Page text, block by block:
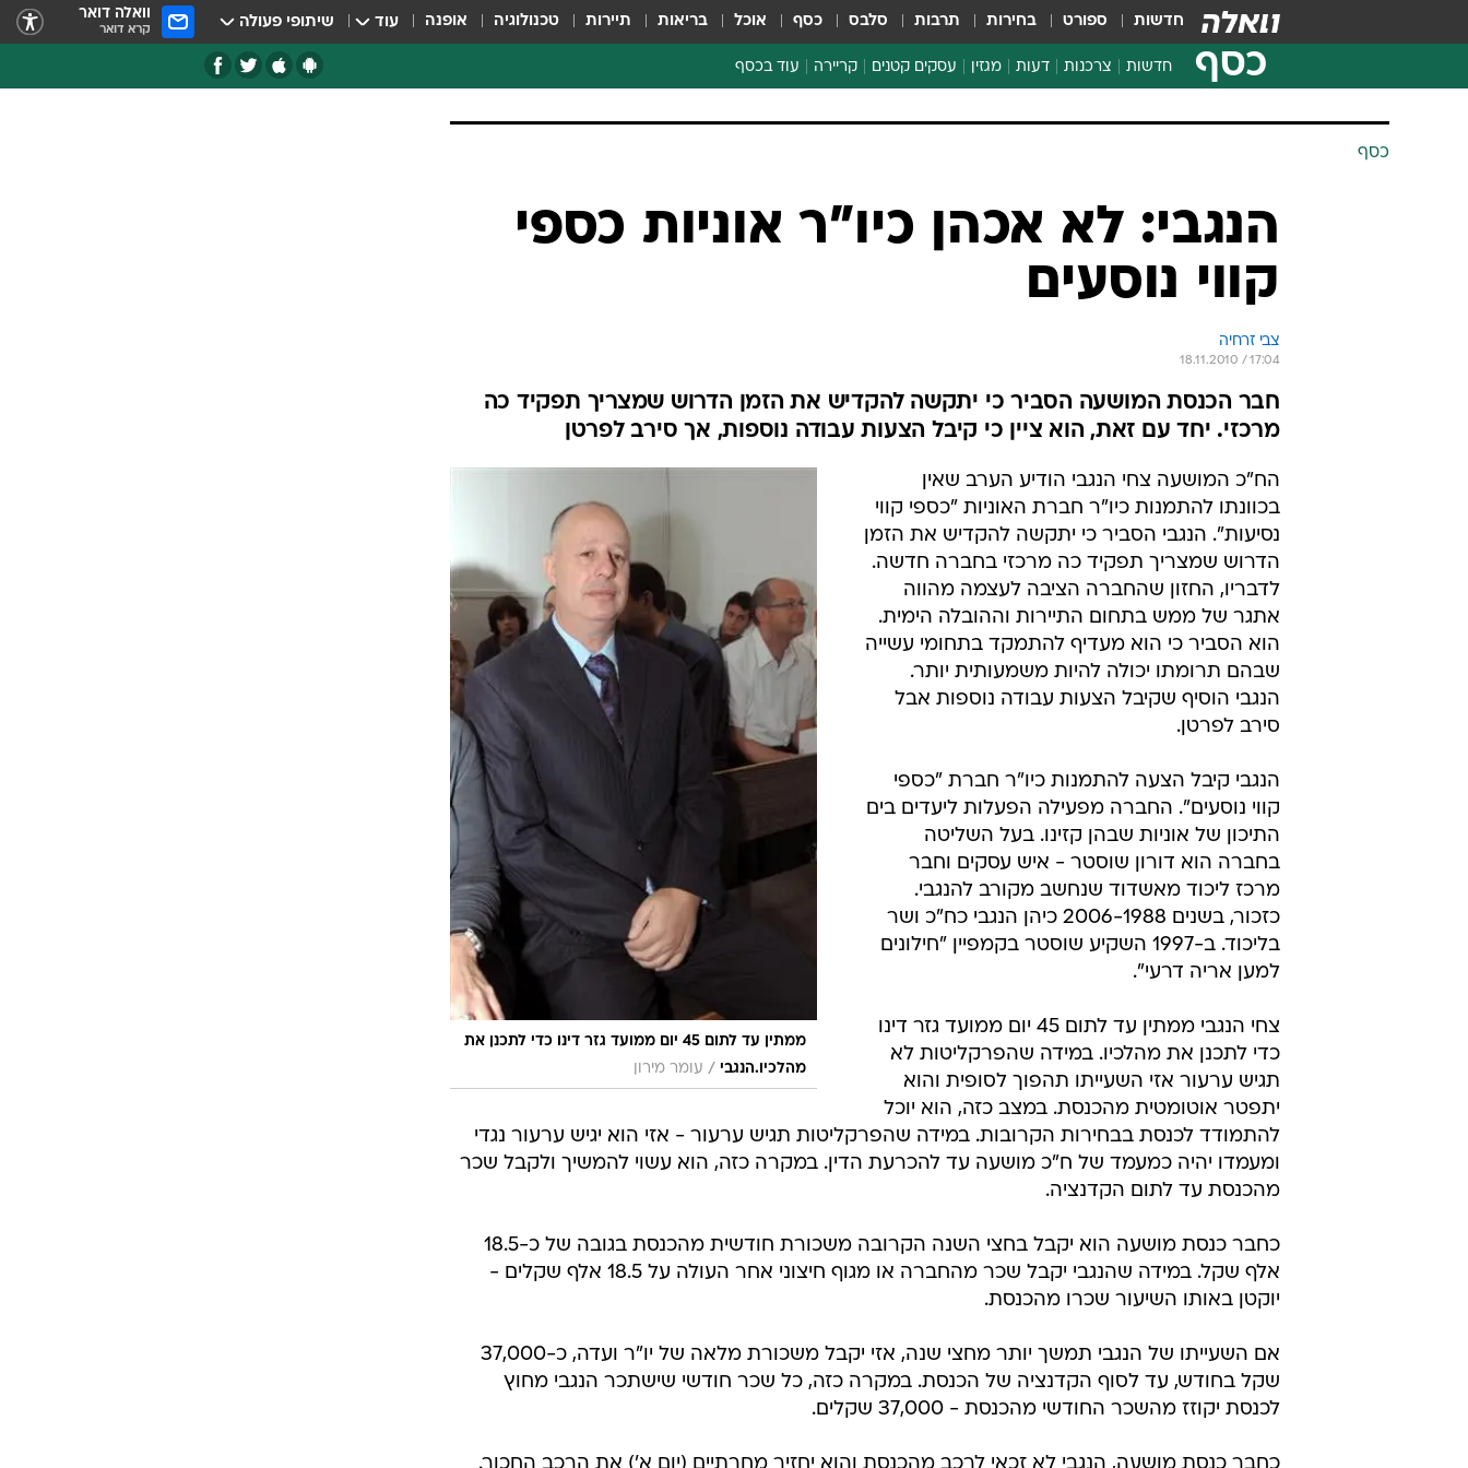
חדשות ספורט בחירות תרבות סלבס כסף אוכל בריאות תיירות טכנולוגיה אופנה עוד שיתופי פעולה וואלה דואר
קרא דואר
כסף חדשות צרכנות
השוואת מחירים
צרכנות פיננסית
דעות מגזין עסקים קטנים קריירה עוד בכסף
ספורט ביזנס
כסף
הנגבי: לא אכהן כיו"ר אוניות כספי
קווי נוסעים
צבי זרחיה
18.11.2010 / 17:04
חבר הכנסת המושעה הסביר כי יתקשה להקדיש את הזמן הדרוש שמצריך תפקיד כה
מרכזי. יחד עם זאת, הוא ציין כי קיבל הצעות עבודה נוספות, אך סירב לפרטן
ממתין עד לתום 45 יום ממועד גזר דינו כדי לתכנן את
מהלכיו.הנגבי / עומר מירון
הח"כ המושעה צחי הנגבי הודיע הערב שאין
בכוונתו להתמנות כיו"ר חברת האוניות "כספי קווי
נסיעות". הנגבי הסביר כי יתקשה להקדיש את הזמן
הדרוש שמצריך תפקיד כה מרכזי בחברה חדשה.
לדבריו, החזון שהחברה הציבה לעצמה מהווה
אתגר של ממש בתחום התיירות וההובלה הימית.
הוא הסביר כי הוא מעדיף להתמקד בתחומי עשייה
שבהם תרומתו יכולה להיות משמעותית יותר.
הנגבי הוסיף שקיבל הצעות עבודה נוספות אבל
סירב לפרטן.
הנגבי קיבל הצעה להתמנות כיו"ר חברת "כספי
קווי נוסעים". החברה מפעילה הפעלות ליעדים בים
התיכון של אוניות שבהן קזינו. בעל השליטה
בחברה הוא דורון שוסטר - איש עסקים וחבר
מרכז ליכוד מאשדוד שנחשב מקורב להנגבי.
כזכור, בשנים 2006-1988 כיהן הנגבי כח"כ ושר
בליכוד. ב-1997 השקיע שוסטר בקמפיין "חילונים
למען אריה דרעי".
צחי הנגבי ממתין עד לתום 45 יום ממועד גזר דינו
כדי לתכנן את מהלכיו. במידה שהפרקליטות לא
תגיש ערעור אזי השעייתו תהפוך לסופית והוא
יתפטר אוטומטית מהכנסת. במצב כזה, הוא יוכל
להתמודד לכנסת בבחירות הקרובות. במידה שהפרקליטות תגיש ערעור - אזי הוא יגיש ערעור נגדי
ומעמדו יהיה כמעמד של ח"כ מושעה עד להכרעת הדין. במקרה כזה, הוא עשוי להמשיך ולקבל שכר
מהכנסת עד לתום הקדנציה.
כחבר כנסת מושעה הוא יקבל בחצי השנה הקרובה משכורת חודשית מהכנסת בגובה של כ-18.5
אלף שקל. במידה שהנגבי יקבל שכר מהחברה או מגוף חיצוני אחר העולה על 18.5 אלף שקלים -
יוקטן באותו השיעור שכרו מהכנסת.
אם השעייתו של הנגבי תמשך יותר מחצי שנה, אזי יקבל משכורת מלאה של יו"ר ועדה, כ-37,000
שקל בחודש, עד לסוף הקדנציה של הכנסת. במקרה כזה, כל שכר חודשי שישתכר הנגבי מחוץ
לכנסת יקוזז מהשכר החודשי מהכנסת - 37,000 שקלים.